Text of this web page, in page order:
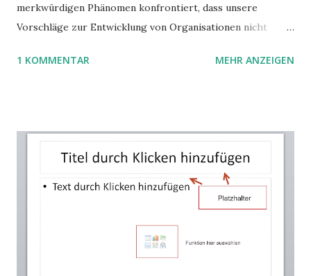
merkwürdigen Phänomen konfrontiert, dass unsere
Vorschläge zur Entwicklung von Organisationen nicht
auf Widerstand und zähe Hinhaltetaktiken auch bei denen,
1 KOMMENTAR MEHR ANZEIGEN